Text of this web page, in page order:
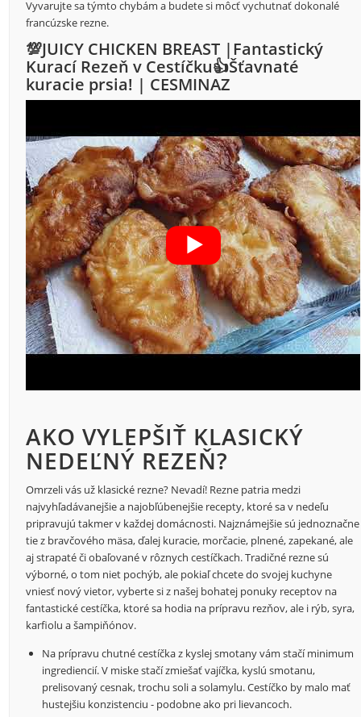
Vyvarujte sa týmto chybám a budete si môcť vychutnať dokonalé
francúzske rezne.
💯JUICY CHICKEN BREAST |Fantastický
Kurací Rezeň v Cestíčku👍Šťavnaté
kuracie prsia! | CESMINAZ
AKO VYLEPŠIŤ KLASICKÝ
NEDEĽNÝ REZEŇ?
Omrzeli vás už klasické rezne? Nevadí! Rezne patria medzi
najvyhľadávanejšie a najobľúbenejšie recepty, ktoré sa v nedeľu
pripravujú takmer v každej domácnosti. Najznámejšie sú jednoznačne
tie z bravčového mäsa, ďalej kuracie, morčacie, plnené, zapekané, ale
aj strapaté či obaľované v rôznych cestíčkach. Tradičné rezne sú
výborné, o tom niet pochýb, ale pokiaľ chcete do svojej kuchyne
vniesť nový vietor, vyberte si z našej bohatej ponuky receptov na
fantastické cestíčka, ktoré sa hodia na prípravu rezňov, ale i rýb, syra,
karfiolu a šampiňónov.
Na prípravu chutné cestíčka z kyslej smotany vám stačí minimum
ingrediencií. V miske stačí zmiešať vajíčka, kyslú smotanu,
prelisovaný cesnak, trochu soli a solamylu. Cestíčko by malo mať
hustejšiu konzistenciu - podobne ako pri lievancoch.